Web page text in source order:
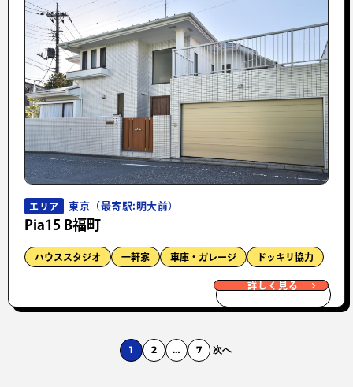
エリア 東京（最寄駅:明大前）
Pia15 B福町
ハウススタジオ 一軒家 車庫・ガレージ ドッキリ協力
詳しく見る
1 2 … 7 次へ